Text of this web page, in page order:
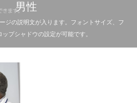
男性
ジの説明文が入ります。フォントサイズ、フ
ップシャドウの設定が可能です。